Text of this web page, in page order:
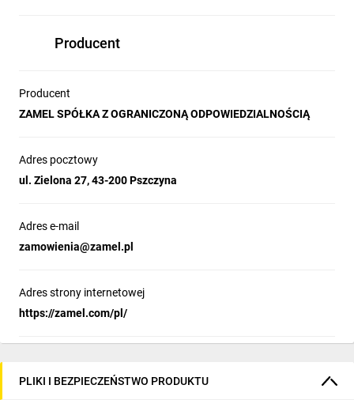
Producent
Producent
ZAMEL SPÓŁKA Z OGRANICZONĄ ODPOWIEDZIALNOŚCIĄ
Adres pocztowy
ul. Zielona 27, 43-200 Pszczyna
Adres e-mail
zamowienia@zamel.pl
Adres strony internetowej
https://zamel.com/pl/
PLIKI I BEZPIECZEŃSTWO PRODUKTU